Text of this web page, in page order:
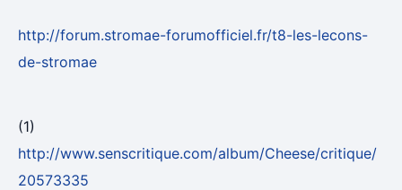
http://forum.stromae-forumofficiel.fr/t8-les-lecons-
de-stromae
(1)
http://www.senscritique.com/album/Cheese/critique/
20573335